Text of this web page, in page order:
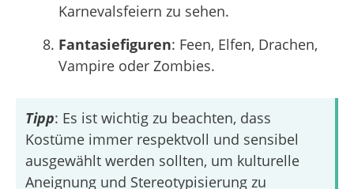
Karnevalsfeiern zu sehen.
Fantasiefiguren: Feen, Elfen, Drachen,
Vampire oder Zombies.
Tipp: Es ist wichtig zu beachten, dass
Kostüme immer respektvoll und sensibel
ausgewählt werden sollten, um kulturelle
Aneignung und Stereotypisierung zu